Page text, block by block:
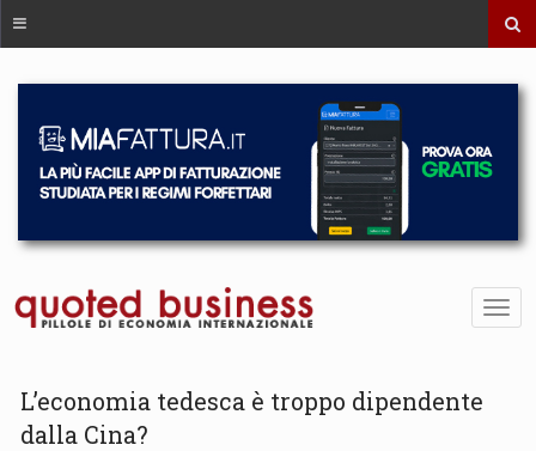
L’economia tedesca è troppo dipendente
dalla Cina?